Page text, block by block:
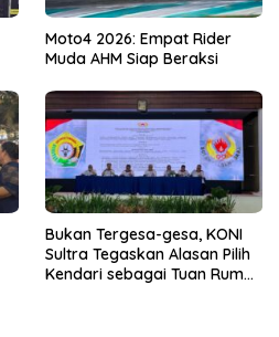
Moto4 2026: Empat Rider
Muda AHM Siap Beraksi
Bukan Tergesa-gesa, KONI
Sultra Tegaskan Alasan Pilih
Kendari sebagai Tuan Rumah